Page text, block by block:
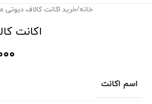
خانه/خرید اکانت کالاف دیوتی
اکانت
اسم اکانت